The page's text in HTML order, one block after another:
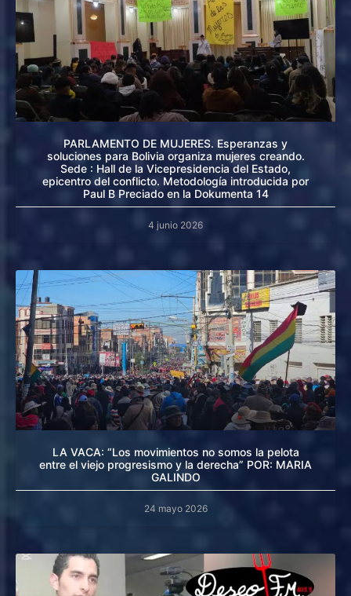
PARLAMENTO DE MUJERES. Esperanzas y
soluciones para Bolivia organiza mujeres creando.
Sede : Hall de la Vicepresidencia del Estado,
epicentro del conflicto. Metodología introducida por
Paul B Preciado en la Dokumenta 14
4 junio 2026
LA VACA: “Los movimientos no somos la pelota
entre el viejo progresismo y la derecha” POR: MARIA
GALINDO
24 mayo 2026